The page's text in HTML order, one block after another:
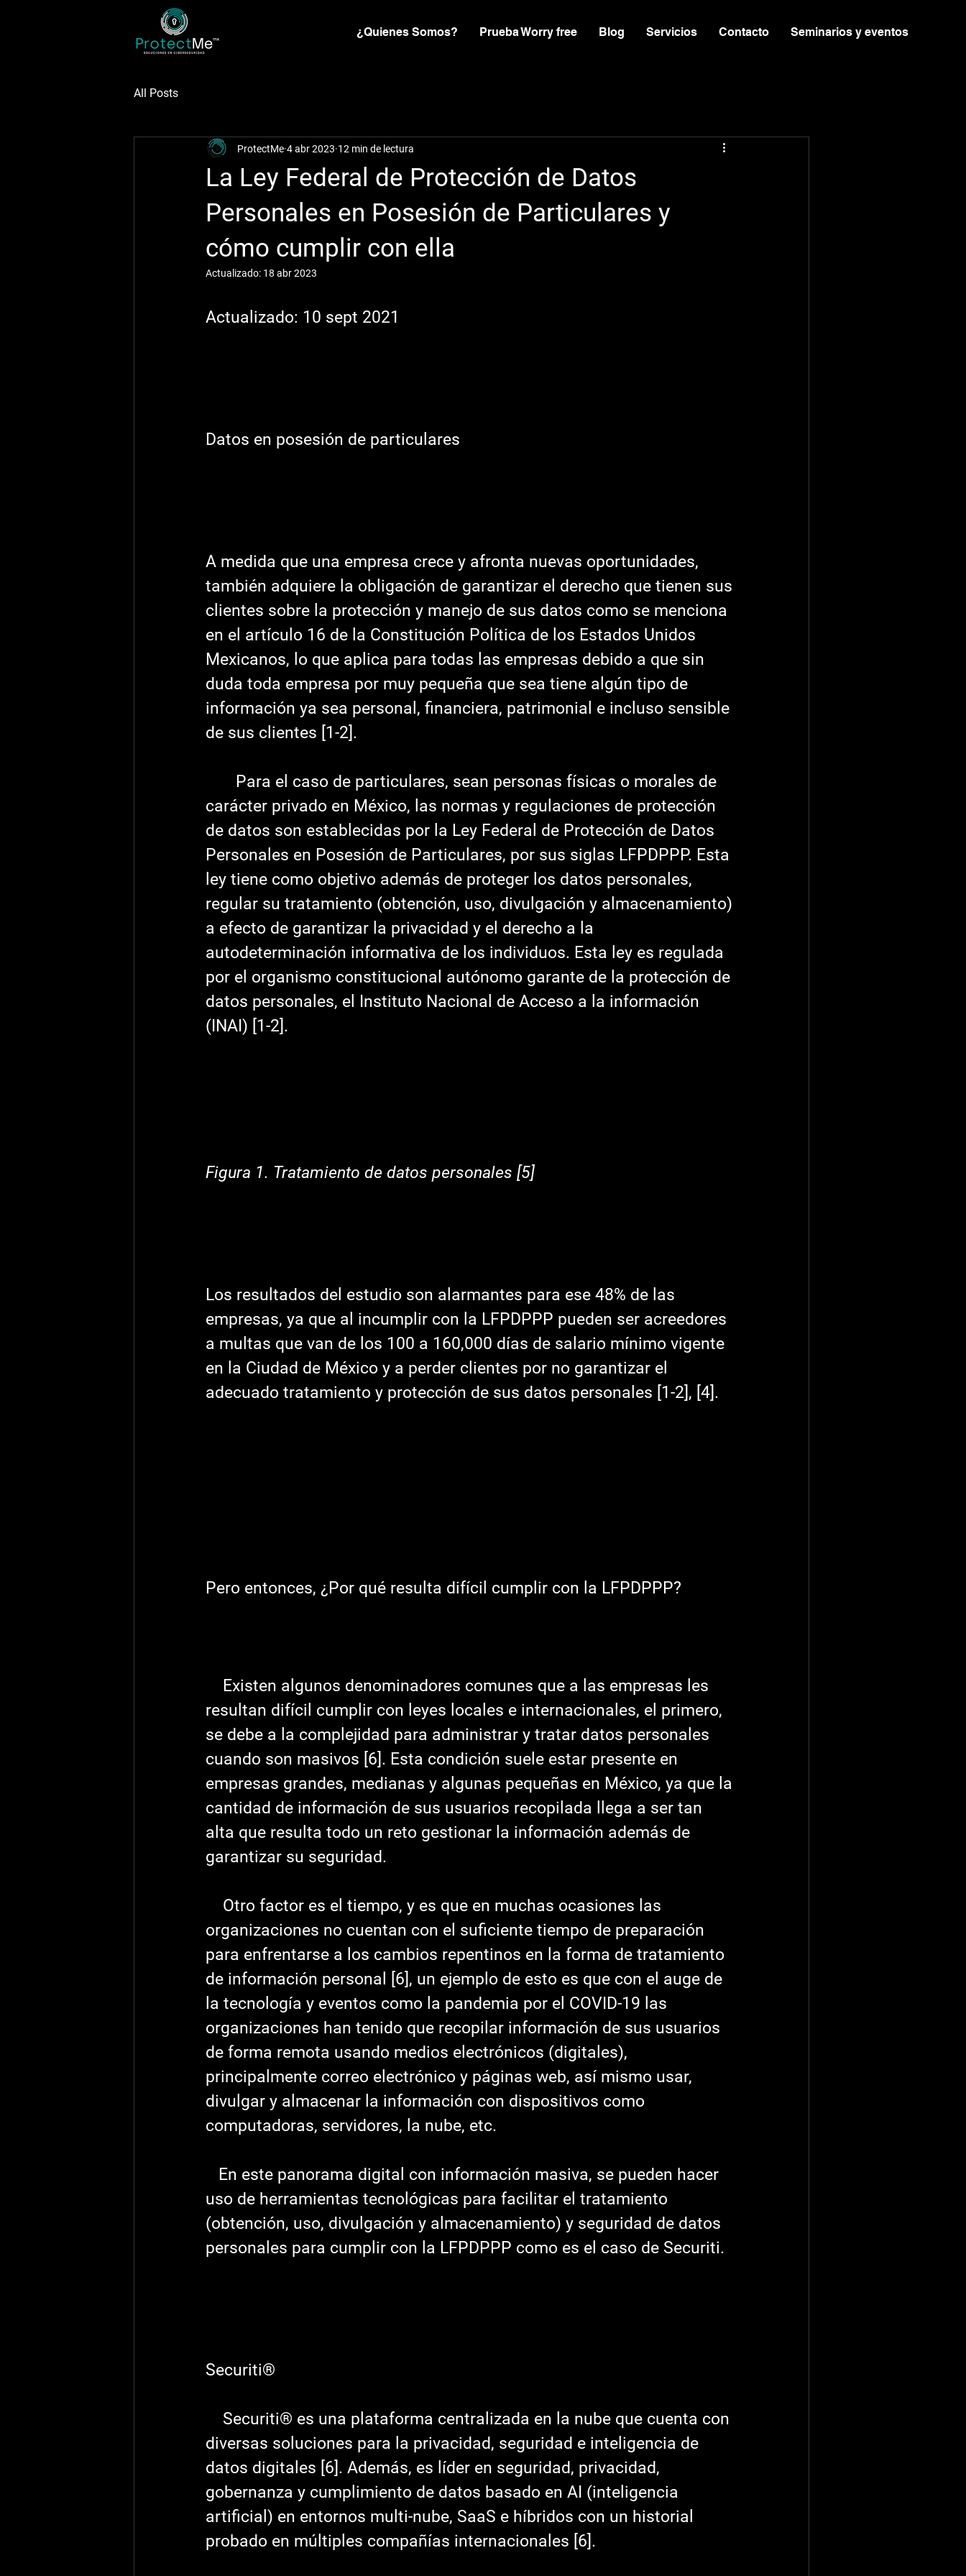
¿Quienes Somos? Prueba Worry free Blog Servicios Contacto Seminarios y eventos
All Posts
La Ley Federal de Protección de Datos
Personales en Posesión de Particulares y
cómo cumplir con ella
ProtectMe 4 abr 2023 12 min de lectura
Actualizado: 18 abr 2023
Actualizado: 10 sept 2021
Datos en posesión de particulares
A medida que una empresa crece y afronta nuevas oportunidades,
también adquiere la obligación de garantizar el derecho que tienen sus
clientes sobre la protección y manejo de sus datos como se menciona
en el artículo 16 de la Constitución Política de los Estados Unidos
Mexicanos, lo que aplica para todas las empresas debido a que sin
duda toda empresa por muy pequeña que sea tiene algún tipo de
información ya sea personal, financiera, patrimonial e incluso sensible
de sus clientes [1-2].
carácter privado en México, las normas y regulaciones de protección
de datos son establecidas por la Ley Federal de Protección de Datos
Personales en Posesión de Particulares, por sus siglas LFPDPPP. Esta
ley tiene como objetivo además de proteger los datos personales,
regular su tratamiento (obtención, uso, divulgación y almacenamiento)
a efecto de garantizar la privacidad y el derecho a la
autodeterminación informativa de los individuos. Esta ley es regulada
por el organismo constitucional autónomo garante de la protección de
datos personales, el Instituto Nacional de Acceso a la información
(INAI) [1-2].
Figura 1. Tratamiento de datos personales [5]
Los resultados del estudio son alarmantes para ese 48% de las
empresas, ya que al incumplir con la LFPDPPP pueden ser acreedores
a multas que van de los 100 a 160,000 días de salario mínimo vigente
en la Ciudad de México y a perder clientes por no garantizar el
adecuado tratamiento y protección de sus datos personales [1-2], [4].
Pero entonces, ¿Por qué resulta difícil cumplir con la LFPDPPP?
resultan difícil cumplir con leyes locales e internacionales, el primero,
se debe a la complejidad para administrar y tratar datos personales
cuando son masivos [6]. Esta condición suele estar presente en
empresas grandes, medianas y algunas pequeñas en México, ya que la
cantidad de información de sus usuarios recopilada llega a ser tan
alta que resulta todo un reto gestionar la información además de
garantizar su seguridad.
organizaciones no cuentan con el suficiente tiempo de preparación
para enfrentarse a los cambios repentinos en la forma de tratamiento
de información personal [6], un ejemplo de esto es que con el auge de
la tecnología y eventos como la pandemia por el COVID-19 las
organizaciones han tenido que recopilar información de sus usuarios
de forma remota usando medios electrónicos (digitales),
principalmente correo electrónico y páginas web, así mismo usar,
divulgar y almacenar la información con dispositivos como
computadoras, servidores, la nube, etc.
uso de herramientas tecnológicas para facilitar el tratamiento
(obtención, uso, divulgación y almacenamiento) y seguridad de datos
personales para cumplir con la LFPDPPP como es el caso de Securiti.
Securiti®
diversas soluciones para la privacidad, seguridad e inteligencia de
datos digitales [6]. Además, es líder en seguridad, privacidad,
gobernanza y cumplimiento de datos basado en AI (inteligencia
artificial) en entornos multi-nube, SaaS e híbridos con un historial
probado en múltiples compañías internacionales [6].